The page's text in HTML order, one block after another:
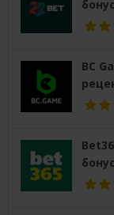
бонус
BC
бонус